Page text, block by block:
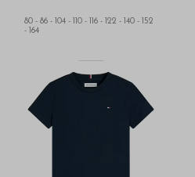
80 - 86 - 104 - 110 - 116 - 122 - 140 - 152
- 164